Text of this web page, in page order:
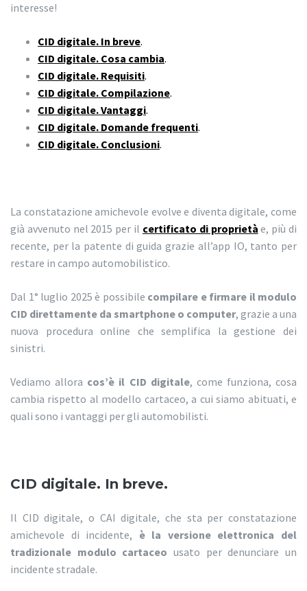
interesse!
CID digitale. In breve.
CID digitale. Cosa cambia.
CID digitale. Requisiti.
CID digitale. Compilazione.
CID digitale. Vantaggi.
CID digitale. Domande frequenti.
CID digitale. Conclusioni.
La constatazione amichevole evolve e diventa digitale, come
già avvenuto nel 2015 per il certificato di proprietà e, più di
recente, per la patente di guida grazie all’app IO, tanto per
restare in campo automobilistico.
Dal 1° luglio 2025 è possibile compilare e firmare il modulo
CID direttamente da smartphone o computer, grazie a una
nuova procedura online che semplifica la gestione dei
sinistri.
Vediamo allora cos’è il CID digitale, come funziona, cosa
cambia rispetto al modello cartaceo, a cui siamo abituati, e
quali sono i vantaggi per gli automobilisti.
CID digitale. In breve.
Il CID digitale, o CAI digitale, che sta per constatazione
amichevole di incidente, è la versione elettronica del
tradizionale modulo cartaceo usato per denunciare un
incidente stradale.